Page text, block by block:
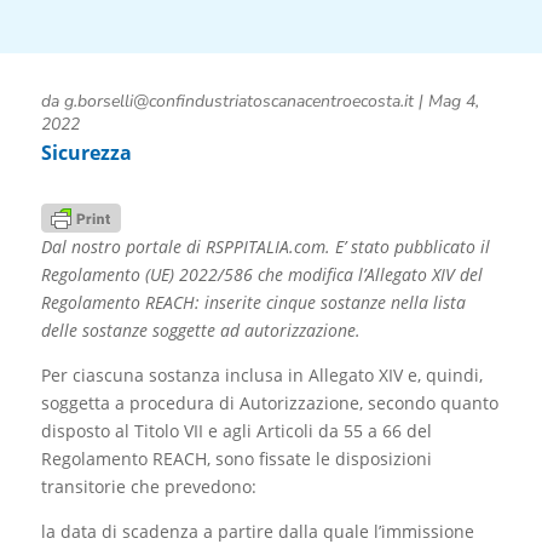
da g.borselli@confindustriatoscanacentroecosta.it| Mag 4,
2022
Sicurezza
Dal nostro portale di RSPPITALIA.com. E’ stato pubblicato il
Regolamento (UE) 2022/586 che modifica l’Allegato XIV del
Regolamento REACH: inserite cinque sostanze nella lista
delle sostanze soggette ad autorizzazione.
Per ciascuna sostanza inclusa in Allegato XIV e, quindi,
soggetta a procedura di Autorizzazione, secondo quanto
disposto al Titolo VII e agli Articoli da 55 a 66 del
Regolamento REACH, sono fissate le disposizioni
transitorie che prevedono:
la data di scadenza a partire dalla quale l’immissione